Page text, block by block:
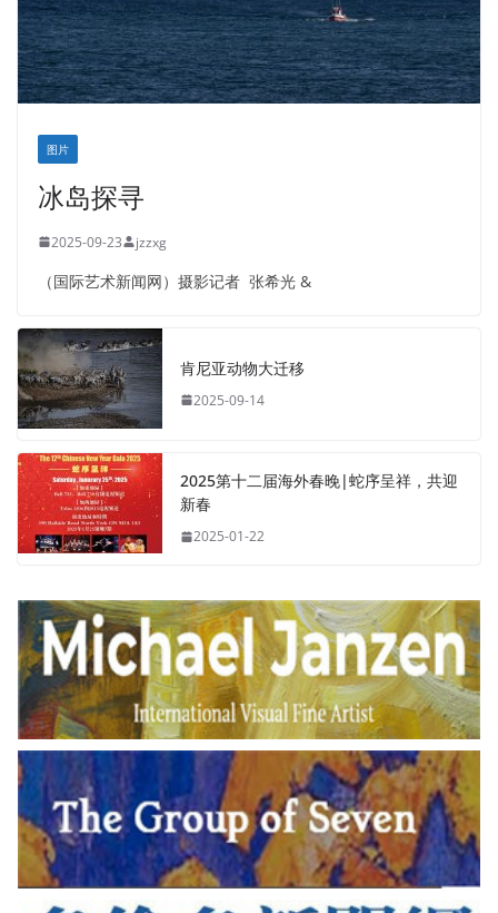
图片
冰岛探寻
2025-09-23 jzzxg
（国际艺术新闻网）摄影记者 张希光 &
肯尼亚动物大迁移
2025-09-14
2025第十二届海外春晚|蛇序呈祥，共迎
新春
2025-01-22